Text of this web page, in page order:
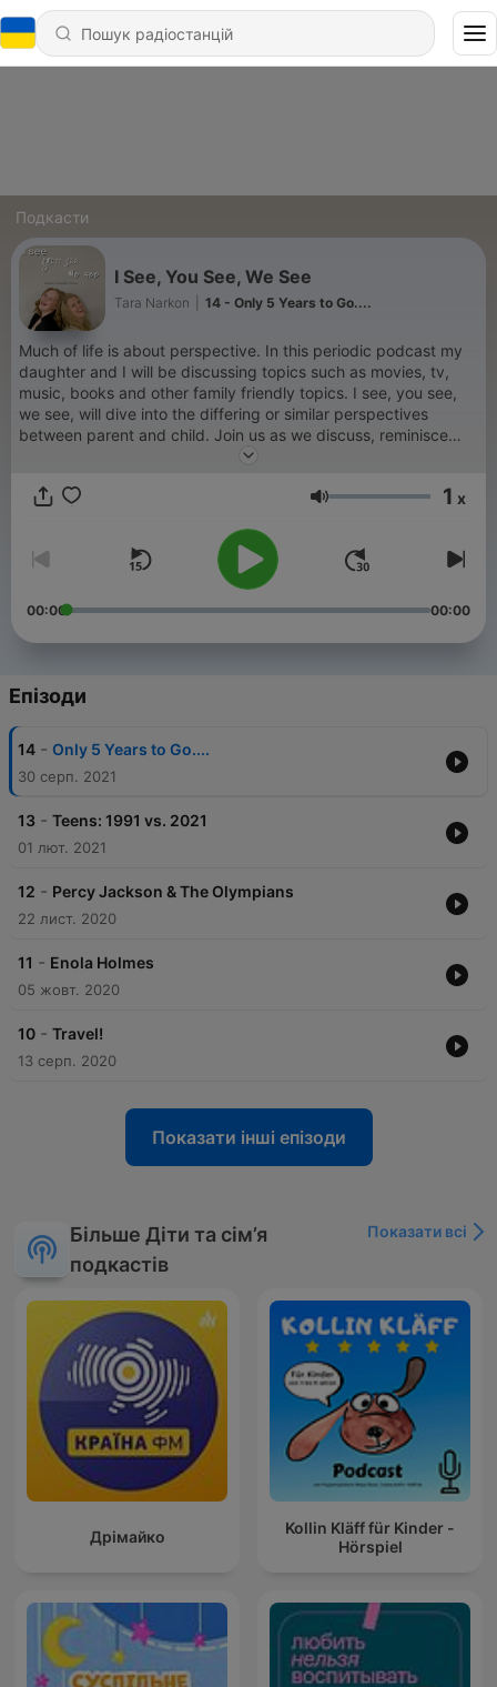
Подкасти
I See, You See, We See
Tara Narkon 14 - Only 5 Years to Go....
Much of life is about perspective. In this periodic podcast my
daughter and I will be discussing topics such as movies, tv,
music, books and other family friendly topics. I see, you see,
we see, will dive into the differing or similar perspectives
between parent and child. Join us as we discuss, reminisce
and share a lot of laughs together. Maybe it will even spark
listeners.
Гучність 1 x
00:00 00:00
Епізоди
14 - Only 5 Years to Go....
30 серп. 2021
13 - Teens: 1991 vs. 2021
01 лют. 2021
12 - Percy Jackson & The Olympians
22 лист. 2020
11 - Enola Holmes
05 жовт. 2020
10 - Travel!
13 серп. 2020
Показати інші епізоди
Більше Діти та сім’я
подкастів
Показати всі
Дрімайко
Kollin Kläff für Kinder -
Hörspiel